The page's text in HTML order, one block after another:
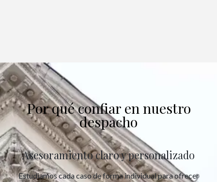
Por qué confiar en nuestro
despacho
Asesoramiento claro y personalizado
Estudiamos cada caso de forma individual para ofrecer